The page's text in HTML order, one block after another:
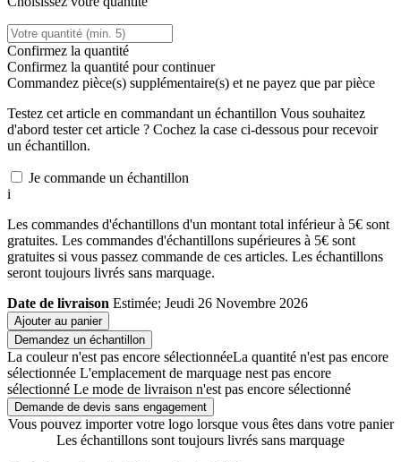
Confirmez la quantité
Confirmez la quantité pour continuer
Commandez pièce(s) supplémentaire(s) et ne payez que par pièce
Testez cet article en commandant un échantillon Vous souhaitez
d'abord tester cet article ? Cochez la case ci-dessous pour recevoir
un échantillon.
Je commande un échantillon
i
Les commandes d'échantillons d'un montant total inférieur à 5€ sont
gratuites. Les commandes d'échantillons supérieures à 5€ sont
gratuites si vous passez commande de ces articles. Les échantillons
seront toujours livrés sans marquage.
Date de livraison Estimée; Jeudi 26 Novembre 2026
Ajouter au panier
Demandez un échantillon
La couleur n'est pas encore sélectionnéeLa quantité n'est pas encore
sélectionnée L'emplacement de marquage nest pas encore
sélectionné Le mode de livraison n'est pas encore sélectionné
Demande de devis sans engagement
Vous pouvez importer votre logo lorsque vous êtes dans votre panier
Les échantillons sont toujours livrés sans marquage